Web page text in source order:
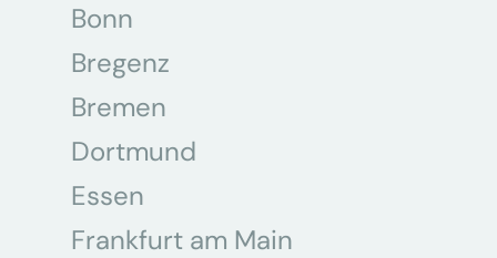
Bonn
Bregenz
Bremen
Dortmund
Essen
Frankfurt am Main